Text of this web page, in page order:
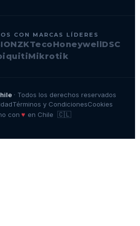
CON MARCAS LÍDERES
ZKTecoHoneywellDSC
Mikrotik
· Todos los derechos reservados
Términos y CondicionesCookies
con♥ en Chile 🇨🇱